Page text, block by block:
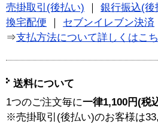
売掛取引(後払い)
銀行振込(後
換宅配便
セブンイレブン決済
⇒支払方法について詳しくはこ
送料について
1つのご注文毎に一律1,100円(税
※売掛取引(後払い)のお客様は